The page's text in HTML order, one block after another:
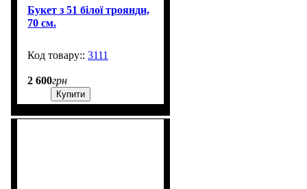
Букет з 51 білої троянди,
70 см.
3111
2 600грн
Купити